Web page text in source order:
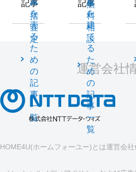
一
括
査
定
記事
を
売
る
た
め
の
記
事
一
覧
無
料
相
談
記事
を
建
て
る
た
め
の
記
事
一
覧
運営会社
HOME4U(ホームフォーユー)とは運営会社